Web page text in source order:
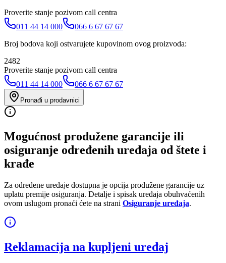
Proverite stanje pozivom call centra
011 44 14 000
066 6 67 67 67
Broj bodova koji ostvarujete kupovinom ovog proizvoda:
2482
Proverite stanje pozivom call centra
011 44 14 000
066 6 67 67 67
Pronađi u prodavnici
Mogućnost produžene garancije ili
osiguranje određenih uređaja od štete i
krađe
Za određene uređaje dostupna je opcija produžene garancije uz
uplatu premije osiguranja. Detalje i spisak uređaja obuhvaćenih
ovom uslugom pronaći ćete na strani Osiguranje uređaja.
Reklamacija na kupljeni uređaj